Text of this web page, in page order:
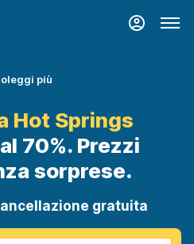
più
Hot Springs
70%. Prezzi
sorprese.
gratuita